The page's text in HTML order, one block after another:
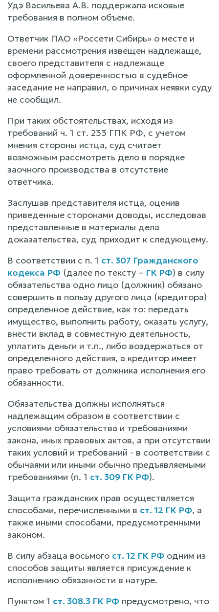
Удэ Васильева А.В. поддержала исковые
требования в полном объеме.
Ответчик ПАО «Россети Сибирь» о месте и
времени рассмотрения извещен надлежаще,
своего представителя с надлежаще
оформленной доверенностью в судебное
заседание не направил, о причинах неявки суду
не сообщил.
При таких обстоятельствах, исходя из
требований ч. 1 ст. 233 ГПК РФ, с учетом
мнения стороны истца, суд считает
возможным рассмотреть дело в порядке
заочного производства в отсутствие
ответчика.
Заслушав представителя истца, оценив
приведенные сторонами доводы, исследовав
представленные в материалы дела
доказательства, суд приходит к следующему.
В соответствии с п. 1 ст. 307 Гражданского
кодекса РФ (далее по тексту – ГК РФ) в силу
обязательства одно лицо (должник) обязано
совершить в пользу другого лица (кредитора)
определенное действие, как то: передать
имущество, выполнить работу, оказать услугу,
внести вклад в совместную деятельность,
уплатить деньги и т.п., либо воздержаться от
определенного действия, а кредитор имеет
право требовать от должника исполнения его
обязанности.
Обязательства должны исполняться
надлежащим образом в соответствии с
условиями обязательства и требованиями
закона, иных правовых актов, а при отсутствии
таких условий и требований - в соответствии с
обычаями или иными обычно предъявляемыми
требованиями (п. 1 ст. 309 ГК РФ).
Защита гражданских прав осуществляется
способами, перечисленными в ст. 12 ГК РФ, а
также иными способами, предусмотренными
законом.
В силу абзаца восьмого ст. 12 ГК РФ одним из
способов защиты является присуждение к
исполнению обязанности в натуре.
Пунктом 1 ст. 308.3 ГК РФ предусмотрено, что